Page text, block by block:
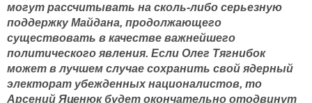
могут рассчитывать на сколь-либо серьезную
поддержку Майдана, продолжающего
существовать в качестве важнейшего
политического явления. Если Олег Тягнибок
может в лучшем случае сохранить свой ядерный
электорат убежденных националистов, то
Арсений Яценюк будет окончательно отодвинут